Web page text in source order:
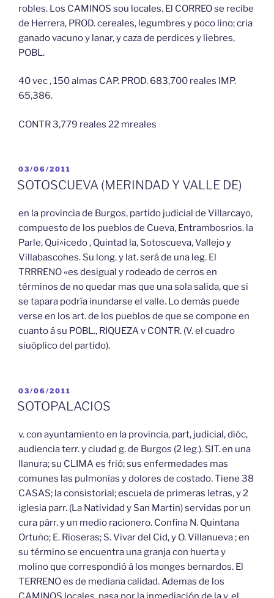
robles. Los CAMINOS sou locales. El CORREO se recibe
de Herrera, PROD. cereales, legumbres y poco lino; cria
ganado vacuno y lanar, y caza de perdices y liebres,
POBL.
40 vec , 150 almas CAP. PROD. 683,700 reales IMP.
65,386.
CONTR 3,779 reales 22 mreales
PUBLICADO
EL
03/06/2011
SOTOSCUEVA (MERINDAD Y VALLE DE)
en la provincia de Burgos, partido judicial de Villarcayo,
compuesto de los pueblos de Cueva, Entrambosrios. la
Parle, Qui^icedo , Quintad la, Sotoscueva, Vallejo y
Villabascohes. Su long. y lat. será de una leg. El
TRRRENO «es desigual y rodeado de cerros en
términos de no quedar mas que una sola salida, que si
se tapara podría inundarse el valle. Lo demás puede
verse en los art. de los pueblos de que se compone en
cuanto á su POBL., RIQUEZA v CONTR. (V. el cuadro
siuóplico del partido).
PUBLICADO
EL
03/06/2011
SOTOPALACIOS
v. con ayuntamiento en la provincia, part, judicial, dióc,
audiencia terr. y ciudad g. de Burgos (2 leg.). SIT. en una
llanura; su CLIMA es frió; sus enfermedades mas
comunes las pulmonías y dolores de costado. Tiene 38
CASAS; la consistorial; escuela de primeras letras, y 2
iglesia parr. (La Natividad y San Martin) servidas por un
cura párr. y un medio racionero. Confina N. Quintana
Ortuño; E. Rioseras; S. Vivar del Cid, y O. Villanueva ; en
su término se encuentra una granja con huerta y
molino que correspondió á los monges bernardos. El
TERRENO es de mediana calidad. Ademas de los